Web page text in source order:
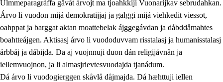
1. Åhpadusá árvvovuodo
1.1 Almasjárvvo
1.2 Identitiehtta ja kultuvralasj moattevuohta
Ulmmeparagráffa gåvåt árvojt ma tjoahkkiji Vuonarijkav sebrudahkan.
Árvo li vuodon mijá demokratijjaj ja galggi mijá viehkedit viessot,
oahppat ja barggat aktan moattebelak ájggegávdan ja dåbddåmahtes
boahtteájgen. Aktisasj árvo li vuododuvvam risstalasj ja humanisstalasj
árbbáj ja dábijda. Da aj vuojnnuji duon dán religijåvnån ja
iellemvuojnon, ja li almasjrievtesvuodajda tjanádum.
Dá árvo li vuodogierggen skåvlå dåjmajda. Dá hæhttuji iellen